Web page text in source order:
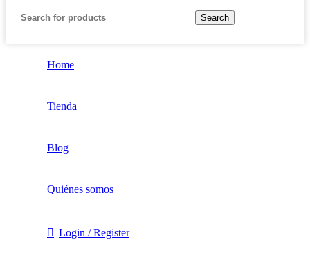
Search
Home
Tienda
Blog
Quiénes somos
Login / Register